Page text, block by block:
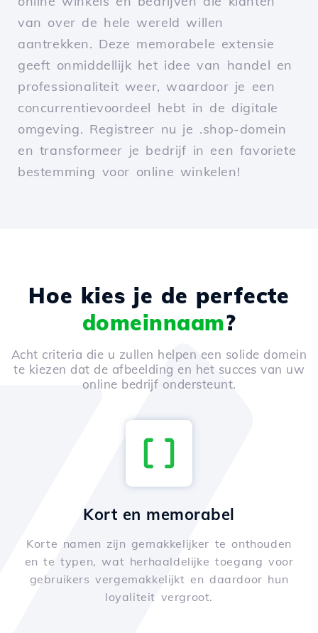
van over de hele wereld willen
aantrekken. Deze memorabele extensie
geeft onmiddellijk het idee van handel en
professionaliteit weer, waardoor je een
concurrentievoordeel hebt in de digitale
omgeving. Registreer nu je .shop-domein
en transformeer je bedrijf in een favoriete
bestemming voor online winkelen!
Hoe kies je de perfecte
domeinnaam?
Acht criteria die u zullen helpen een solide domein
te kiezen dat de afbeelding en het succes van uw
online bedrijf ondersteunt.
Kort en memorabel
Korte namen zijn gemakkelijker te onthouden
en te typen, wat herhaaldelijke toegang voor
gebruikers vergemakkelijkt en daardoor hun
loyaliteit vergroot.